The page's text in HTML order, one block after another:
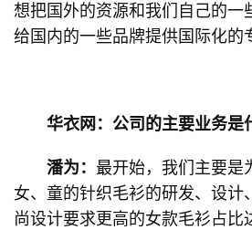
想把国外的资源和我们自己的一
给国内的一些品牌提供国际化的
华衣网：公司的主要业务是
潘为： 最开始，我们主要是
女、童的针织毛衫的研发、设计
尚设计要求更高的女款毛衫占比